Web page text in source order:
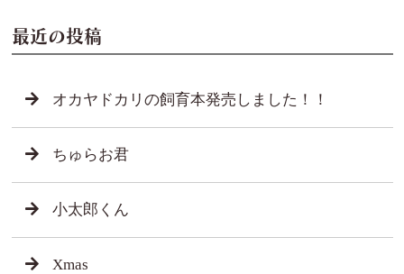
最近の投稿
オカヤドカリの飼育本発売しました！！
ちゅらお君
小太郎くん
Xmas